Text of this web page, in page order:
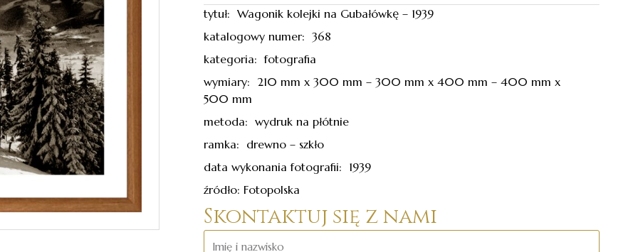
tytuł: Wagonik kolejki na Gubałówkę – 1939
katalogowy numer: 368
kategoria: fotografia
wymiary: 210 mm x 300 mm – 300 mm x 400 mm – 400 mm x
500 mm
metoda: wydruk na płótnie
ramka: drewno – szkło
data wykonania fotografii: 1939
źródło: Fotopolska
Skontaktuj się z nami
Imię